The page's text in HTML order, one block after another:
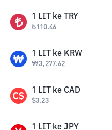
1 LIT ke TRY
₺110.46
1 LIT ke KRW
₩3,277.62
1 LIT ke CAD
$3.23
1 LIT ke JPY